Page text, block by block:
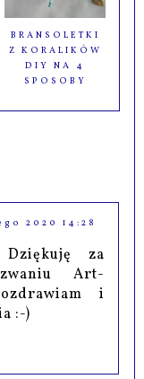
BRANSOLETKI
Z KORALIKÓW
DIY NA 4
SPOSOBY
2020 14:28
za
Art-
i
:-)